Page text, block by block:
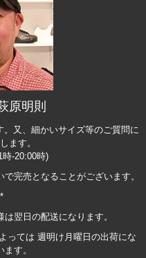
原明則
又、細かいサイズ等のご質問に
ます。
時-20:00時)
完売となることがございます。
翌日の配送になります。
っては 週明け月曜日の出荷にな
す。